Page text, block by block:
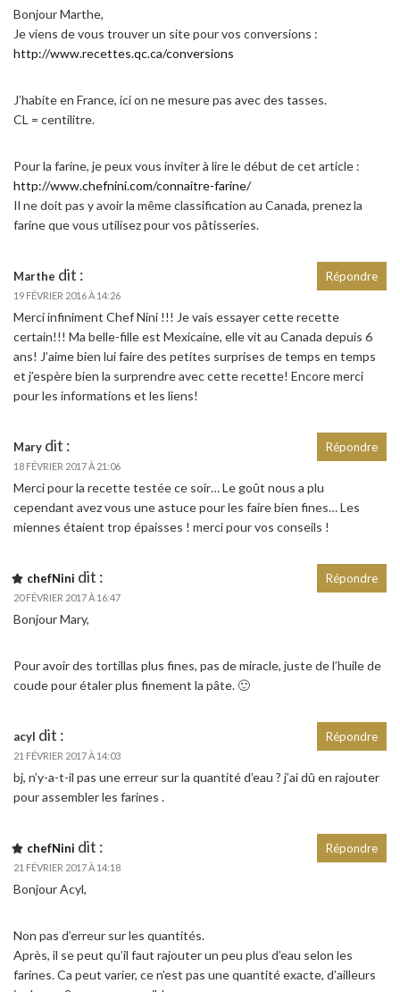
Bonjour Marthe,
Je viens de vous trouver un site pour vos conversions :
http://www.recettes.qc.ca/conversions
J’habite en France, ici on ne mesure pas avec des tasses.
CL = centilitre.
Pour la farine, je peux vous inviter à lire le début de cet article :
http://www.chefnini.com/connaitre-farine/
Il ne doit pas y avoir la même classification au Canada, prenez la
farine que vous utilisez pour vos pâtisseries.
Marthe dit :
19 FÉVRIER 2016 À 14:26
Merci infiniment Chef Nini !!! Je vais essayer cette recette
certain!!! Ma belle-fille est Mexicaine, elle vit au Canada depuis 6
ans! J’aime bien lui faire des petites surprises de temps en temps
et j’espère bien la surprendre avec cette recette! Encore merci
pour les informations et les liens!
Répondre
Mary dit :
18 FÉVRIER 2017 À 21:06
Merci pour la recette testée ce soir… Le goût nous a plu
cependant avez vous une astuce pour les faire bien fines… Les
miennes étaient trop épaisses ! merci pour vos conseils !
Répondre
chefNini dit :
20 FÉVRIER 2017 À 16:47
Bonjour Mary,
Pour avoir des tortillas plus fines, pas de miracle, juste de l’huile de
coude pour étaler plus finement la pâte. 🙂
Répondre
acyl dit :
21 FÉVRIER 2017 À 14:03
bj, n’y-a-t-il pas une erreur sur la quantité d’eau ? j’ai dû en rajouter
pour assembler les farines .
Répondre
chefNini dit :
21 FÉVRIER 2017 À 14:18
Bonjour Acyl,
Non pas d’erreur sur les quantités.
Après, il se peut qu’il faut rajouter un peu plus d’eau selon les
farines. Ca peut varier, ce n’est pas une quantité exacte, d’ailleurs
Répondre